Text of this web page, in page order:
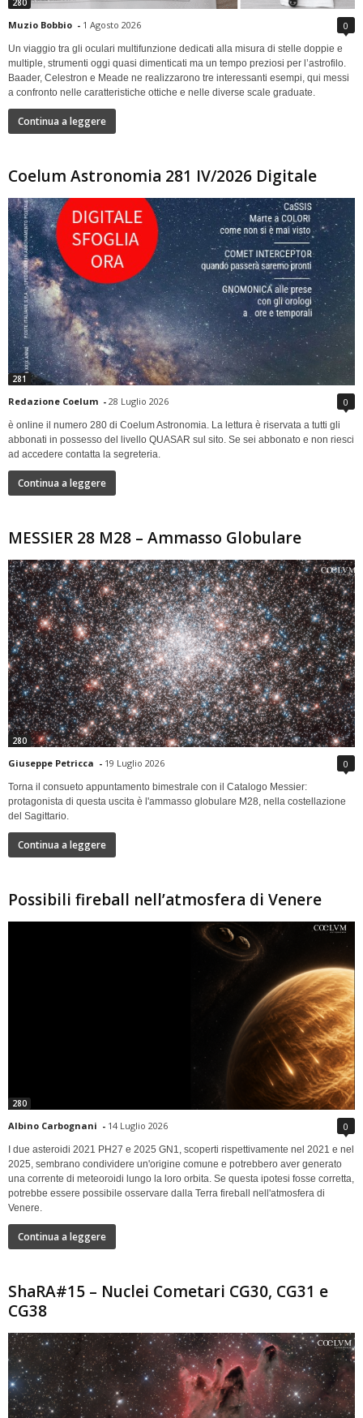
280
Muzio Bobbio - 1 Agosto 2026 0
Un viaggio tra gli oculari multifunzione dedicati alla misura di stelle doppie e
multiple, strumenti oggi quasi dimenticati ma un tempo preziosi per l’astrofilo.
Baader, Celestron e Meade ne realizzarono tre interessanti esempi, qui messi
a confronto nelle caratteristiche ottiche e nelle diverse scale graduate.
Continua a leggere
Coelum Astronomia 281 IV/2026 Digitale
281
Redazione Coelum - 28 Luglio 2026 0
è online il numero 280 di Coelum Astronomia. La lettura è riservata a tutti gli
abbonati in possesso del livello QUASAR sul sito. Se sei abbonato e non riesci
ad accedere contatta la segreteria.
Continua a leggere
MESSIER 28 M28 – Ammasso Globulare
280
Giuseppe Petricca - 19 Luglio 2026 0
Torna il consueto appuntamento bimestrale con il Catalogo Messier:
protagonista di questa uscita è l'ammasso globulare M28, nella costellazione
del Sagittario.
Continua a leggere
Possibili fireball nell’atmosfera di Venere
280
Albino Carbognani - 14 Luglio 2026 0
I due asteroidi 2021 PH27 e 2025 GN1, scoperti rispettivamente nel 2021 e nel
2025, sembrano condividere un'origine comune e potrebbero aver generato
una corrente di meteoroidi lungo la loro orbita. Se questa ipotesi fosse corretta,
potrebbe essere possibile osservare dalla Terra fireball nell'atmosfera di
Venere.
Continua a leggere
ShaRA#15 – Nuclei Cometari CG30, CG31 e
CG38